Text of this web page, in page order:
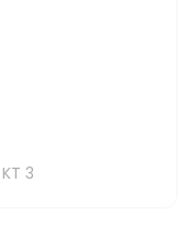
KT 3